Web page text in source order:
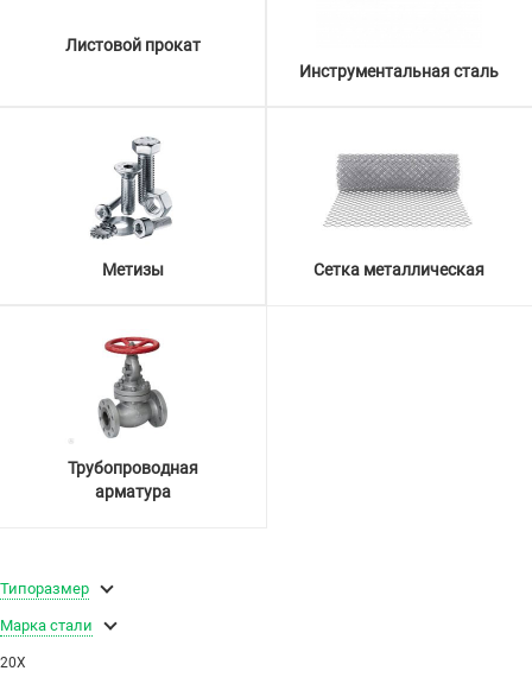
Листовой прокат
Инструментальная сталь
Метизы Сетка металлическая
Трубопроводная
арматура
Типоразмер
Марка стали
20Х